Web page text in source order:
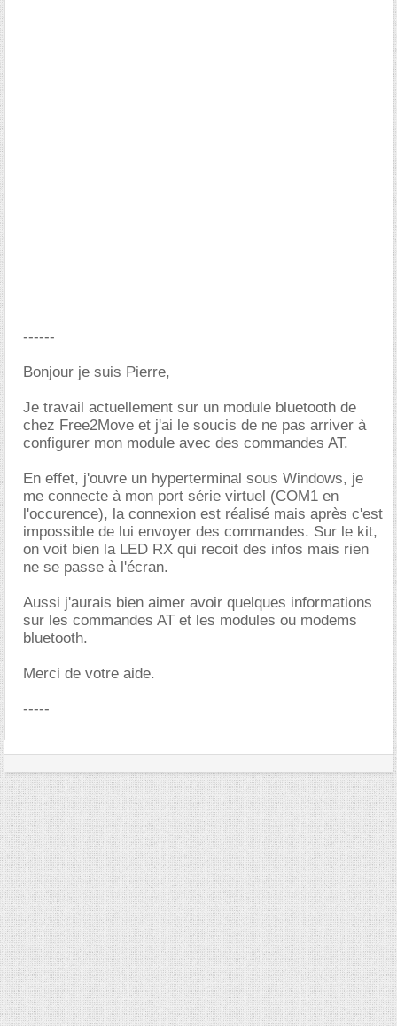
------
Bonjour je suis Pierre,
Je travail actuellement sur un module bluetooth de
chez Free2Move et j'ai le soucis de ne pas arriver à
configurer mon module avec des commandes AT.
En effet, j'ouvre un hyperterminal sous Windows, je
me connecte à mon port série virtuel (COM1 en
l'occurence), la connexion est réalisé mais après c'est
impossible de lui envoyer des commandes. Sur le kit,
on voit bien la LED RX qui recoit des infos mais rien
ne se passe à l'écran.
Aussi j'aurais bien aimer avoir quelques informations
sur les commandes AT et les modules ou modems
bluetooth.
Merci de votre aide.
-----